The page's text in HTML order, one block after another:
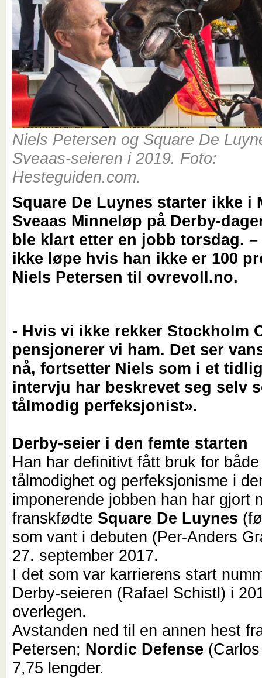
Niels Petersen og Square De
Sveaas-seieren i 2019. Foto:
Hesteguiden.com.
Square De Luynes starter ikke i
Sveaas Minneløp på Derby-
ble klart etter en jobb torsdag. –
ikke løpe hvis han ikke er 100
Niels Petersen til ovrevoll.no.
- Hvis vi ikke rekker Stockholm
pensjonerer vi ham. Det ser
nå, fortsetter Niels som i et
intervju har beskrevet seg selv
tålmodig perfeksjonist».
Derby-seier i den femte starten
Han har definitivt fått bruk for både
tålmodighet og perfeksjonisme i
imponerende jobben han har gjort
franskfødte Square De Luynes
som vant i debuten (Per-Anders
27. september 2017.
I det som var karrierens start
Derby-seieren (Rafael Schistl) i
overlegen.
Avstanden ned til en annen hest
Petersen; Nordic Defense
7,75 lengder.